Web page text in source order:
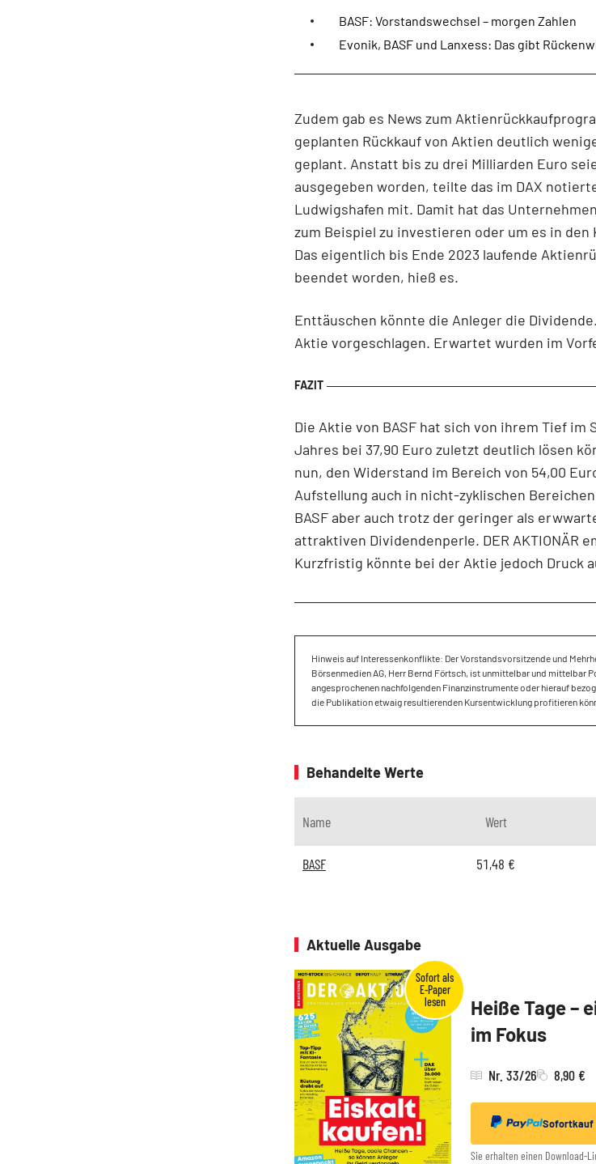
BASF: Vorstandswechsel – morgen Zahlen
Evonik, BASF und Lanxess: Das gibt
Zudem gab es News zum
geplanten Rückkauf von Aktien deutlich
geplant. Anstatt bis zu drei Milliarden Euro
ausgegeben worden, teilte das im DAX
Ludwigshafen mit. Damit hat das
zum Beispiel zu investieren oder um es in den
Das eigentlich bis Ende 2023 laufende
beendet worden, hieß es.
Enttäuschen könnte die Anleger die
Aktie vorgeschlagen. Erwartet wurden im
Die Aktie von BASF hat sich von ihrem Tief im
Jahres bei 37,90 Euro zuletzt deutlich lösen
nun, den Widerstand im Bereich von 54,00
Aufstellung auch in nicht-zyklischen
BASF aber auch trotz der geringer als
attraktiven Dividendenperle. DER AKTIONÄR
Kurzfristig könnte bei der Aktie jedoch Druck
Hinweis auf Interessenkonflikte: Der Vorstandsvorsitzende und
Börsenmedien AG, Herr Bernd Förtsch, ist unmittelbar und mittelbar
angesprochenen nachfolgenden Finanzinstrumente oder hierauf
die Publikation etwaig resultierenden Kursentwicklung profitieren
Behandelte Werte
Name Wert
BASF 51,48 €
Aktuelle Ausgabe
Heiße Tage –
im Fokus
Nr. 33/26 8,90 €
Sofortkauf
Sie erhalten einen Download-